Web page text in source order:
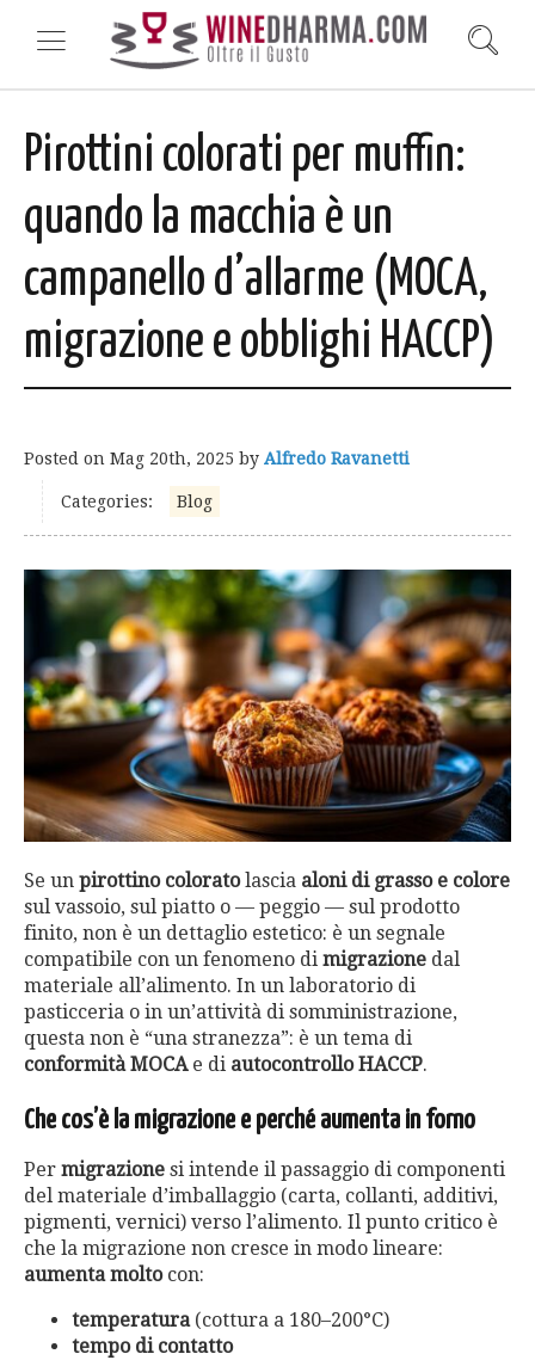
Pirottini colorati per muffin:
quando la macchia è un
campanello d’allarme (MOCA,
migrazione e obblighi HACCP)
Posted on Mag 20th, 2025 by Alfredo Ravanetti
Categories: Blog
Se un pirottino coloratolascia aloni di grasso e colore
sul vassoio, sul piatto o — peggio — sul prodotto
finito, non è un dettaglio estetico: è un segnale
compatibile con un fenomeno di migrazione dal
materiale all’alimento. In un laboratorio di
pasticceria o in un’attività di somministrazione,
questa non è “una stranezza”: è un tema di
conformità MOCAe di autocontrollo HACCP.
Che cos’è la migrazione e perché aumenta in forno
Per migrazione si intende il passaggio di componenti
del materiale d’imballaggio (carta, collanti, additivi,
pigmenti, vernici) verso l’alimento. Il punto critico è
che la migrazione non cresce in modo lineare:
aumenta moltocon:
temperatura(cottura a 180–200°C)
tempo di contatto